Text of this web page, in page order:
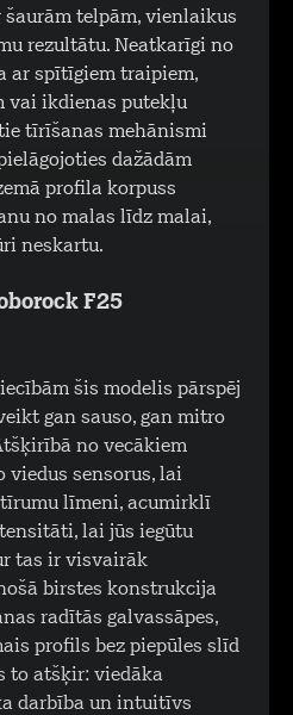
telpām, vienlaikus
rezultātu. Neatkarīgi no
ar spītīgiem traipiem,
vai ikdienas putekļu
tīrīšanas mehānismi
dažādām
profila korpuss
no malas līdz malai,
neskartu.
F25
šis modelis pārspēj
gan sauso, gan mitro
no vecākiem
viedus sensorus, lai
līmeni, acumirklī
lai jūs iegūtu
tas ir visvairāk
birstes konstrukcija
radītās galvassāpes,
profils bez piepūles slīd
to atšķir: viedāka
darbība un intuitīvs